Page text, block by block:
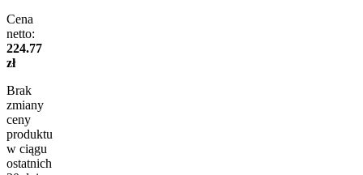
Cena
netto:
224.77
zł
Brak
zmiany
ceny
produktu
w ciągu
ostatnich